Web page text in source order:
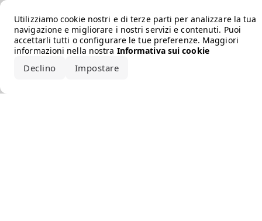
Utilizziamo cookie nostri e di terze parti per analizzare la tua
navigazione e migliorare i nostri servizi e contenuti. Puoi
accettarli tutti o configurare le tue preferenze. Maggiori
informazioni nella nostra Informativa sui cookie
Declino Impostare
Error loading the brand